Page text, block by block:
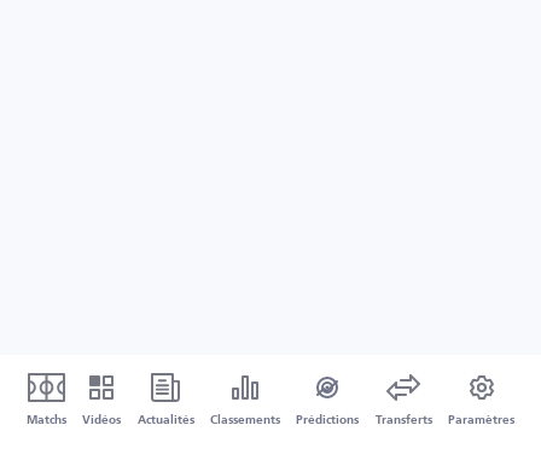
Matchs Vidéos Actualités Classements Prédictions Transferts Paramètres